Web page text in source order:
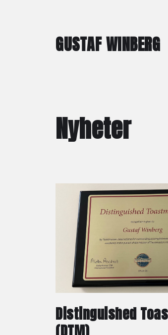
GUSTAF WINBERG
Nyheter
Distinguished